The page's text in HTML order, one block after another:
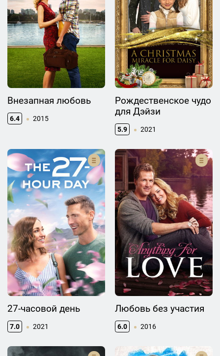
Внезапная любовь
6.4 2015
Рождественское чудо
для Дэйзи
5.9 2021
27-часовой день
7.0 2021
Любовь без участия
6.0 2016